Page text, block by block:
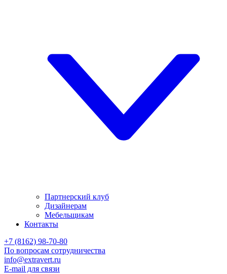
Партнерский клуб
Дизайнерам
Мебельщикам
Контакты
+7 (8162) 98-70-80
По вопросам сотрудничества
info@extravert.ru
E-mail для связи